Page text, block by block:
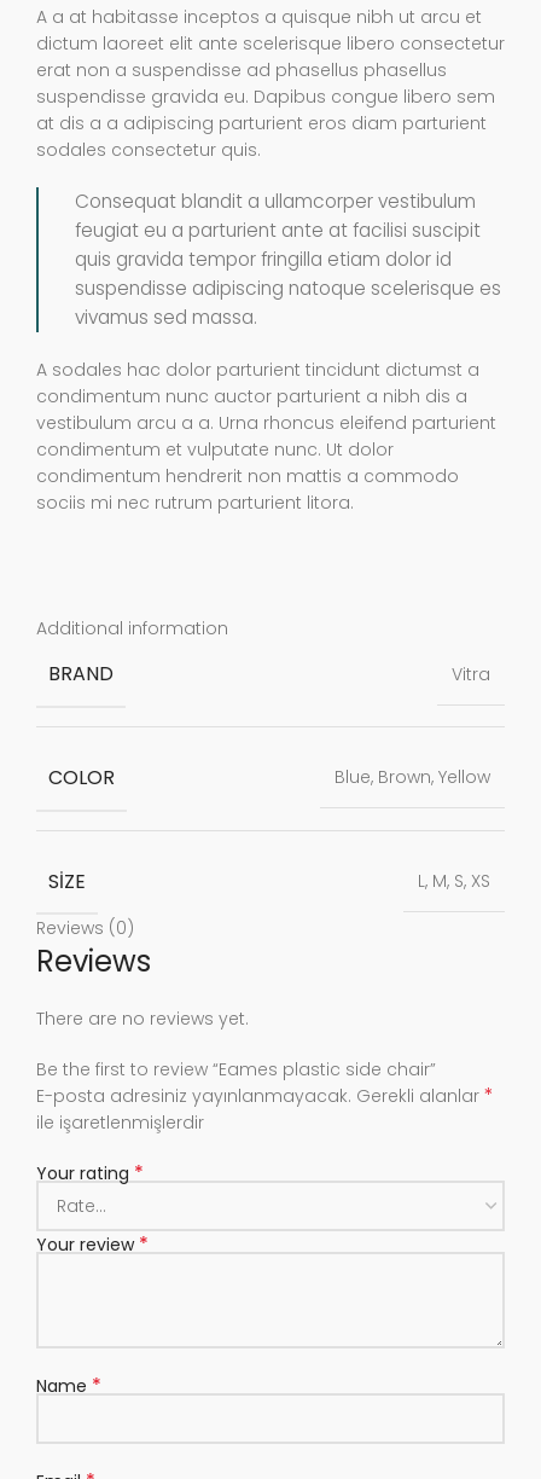
A a at habitasse inceptos a quisque nibh ut arcu et
dictum laoreet elit ante scelerisque libero consectetur
erat non a suspendisse ad phasellus phasellus
suspendisse gravida eu. Dapibus congue libero sem
at dis a a adipiscing parturient eros diam parturient
sodales consectetur quis.
Consequat blandit a ullamcorper vestibulum
feugiat eu a parturient ante at facilisi suscipit
quis gravida tempor fringilla etiam dolor id
suspendisse adipiscing natoque scelerisque es
vivamus sed massa.
A sodales hac dolor parturient tincidunt dictumst a
condimentum nunc auctor parturient a nibh dis a
vestibulum arcu a a. Urna rhoncus eleifend parturient
condimentum et vulputate nunc. Ut dolor
condimentum hendrerit non mattis a commodo
sociis mi nec rutrum parturient litora.
Additional information
BRAND Vitra
COLOR Blue, Brown, Yellow
SIZE
L, M, S, XS
Reviews (0)
Reviews
There are no reviews yet.
Be the first to review “Eames plastic side chair”
E-posta adresiniz yayınlanmayacak. Gerekli alanlar *
ile işaretlenmişlerdir
Your rating *
Your review *
Name *